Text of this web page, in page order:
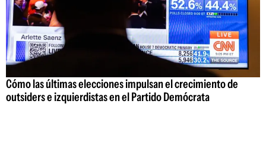
Cómo las últimas elecciones impulsan el crecimiento de
outsiders e izquierdistas en el Partido Demócrata